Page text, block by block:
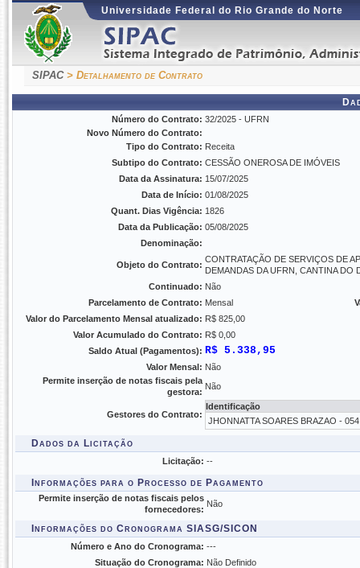
Universidade Federal do Rio Grande do Norte
SIPAC> Detalhamento de Contrato
Número do Contrato: 32/2025 - UFRN
Novo Número do Contrato:
Tipo do Contrato: Receita
Subtipo do Contrato: CESSÃO ONEROSA DE IMÓVEIS
Data da Assinatura: 15/07/2025
Data de Início: 01/08/2025
Quant. Dias Vigência: 1826
Data da Publicação: 05/08/2025
Denominação:
Objeto do Contrato:
CONTRATAÇÃO DE SERVIÇOS DE
DEMANDAS DA UFRN, CANTINA
Continuado: Não
Parcelamento de Contrato: Mensal
Valor do Parcelamento Mensal atualizado: R$ 825,00
Valor Acumulado do Contrato: R$ 0,00
Saldo Atual (Pagamentos): R$ 5.338,95
Valor Mensal: Não
Permite inserção de notas fiscais pela
gestora:
Não
Gestores do Contrato:
Identificação
JHONNATTA SOARES BRAZAO -
Dados da Licitação
Licitação: --
Informações para o Processo de Pagamento
Permite inserção de notas fiscais pelos
fornecedores:
Não
Informações do Cronograma SIASG/SICON
Número e Ano do Cronograma: ---
Situação do Cronograma: Não Definido